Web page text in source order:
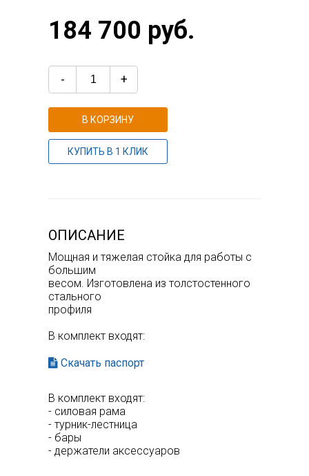
184 700 руб.
- +
В КОРЗИНУ
КУПИТЬ В 1 КЛИК
ОПИСАНИЕ
Мощная и тяжелая стойка для работы с
большим
весом. Изготовлена из толстостенного
стального
профиля
В комплект входят:
Скачать паспорт
В комплект входят:
- силовая рама
- турник-лестница
- бары
- держатели аксессуаров